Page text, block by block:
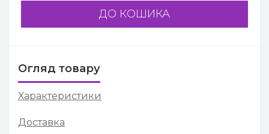
ДО КОШИКА
Огляд товару
Характеристики
Доставка